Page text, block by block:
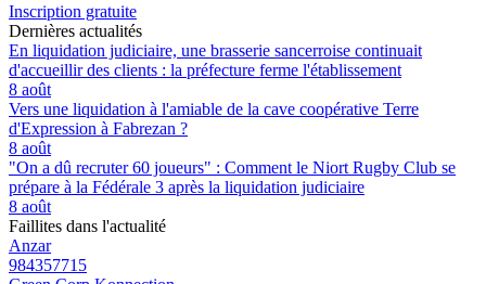
Inscription gratuite
Dernières actualités
En liquidation judiciaire, une brasserie sancerroise continuait
d'accueillir des clients : la préfecture ferme l'établissement
8 août
Vers une liquidation à l'amiable de la cave coopérative Terre
d'Expression à Fabrezan ?
8 août
"On a dû recruter 60 joueurs" : Comment le Niort Rugby Club se
prépare à la Fédérale 3 après la liquidation judiciaire
8 août
Faillites dans l'actualité
Anzar
984357715